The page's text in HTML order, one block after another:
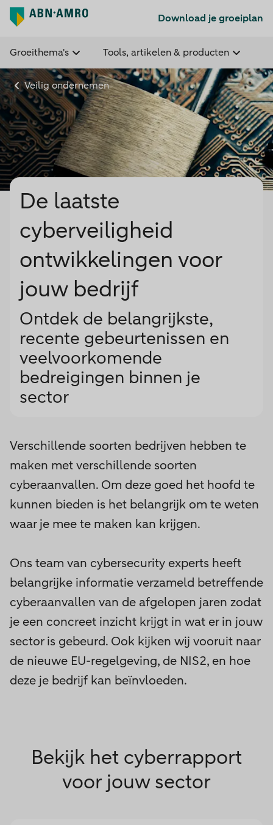
Download je groeiplan
Groeithema's Tools, artikelen & producten
Veilig ondernemen
De laatste
cyberveiligheid
ontwikkelingen voor
jouw bedrijf
Ontdek de belangrijkste,
recente gebeurtenissen en
veelvoorkomende
bedreigingen binnen je
sector
Verschillende soorten bedrijven hebben te
maken met verschillende soorten
cyberaanvallen. Om deze goed het hoofd te
kunnen bieden is het belangrijk om te weten
waar je mee te maken kan krijgen.
Ons team van cybersecurity experts heeft
belangrijke informatie verzameld betreffende
cyberaanvallen van de afgelopen jaren zodat
je een concreet inzicht krijgt in wat er in jouw
sector is gebeurd. Ook kijken wij vooruit naar
de nieuwe EU-regelgeving, de NIS2, en hoe
deze je bedrijf kan beïnvloeden.
Bekijk het cyberrapport
voor jouw sector